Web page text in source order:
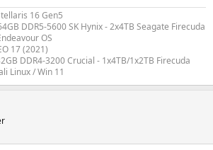
16 Gen5
DDR5-5600 SK Hynix - 2x4TB Seagate Firecuda
OS
17 (2021)
DDR4-3200 Crucial - 1x4TB/1x2TB Firecuda
Linux / Win 11